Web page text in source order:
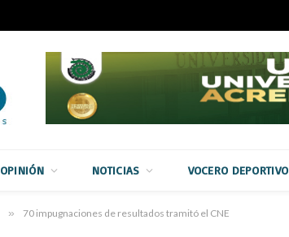
OPINIÓN NOTICIAS VOCERO DEPORTIVO
» 70 impugnaciones de resultados tramitó el CNE